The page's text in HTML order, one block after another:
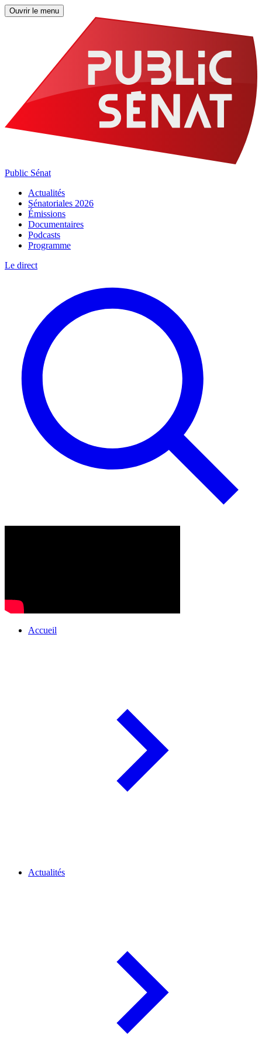
Ouvrir le menu
Public Sénat
Actualités
Sénatoriales 2026
Émissions
Documentaires
Podcasts
Programme
Le direct
Accueil
Actualités